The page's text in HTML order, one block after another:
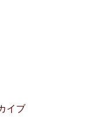
イブ